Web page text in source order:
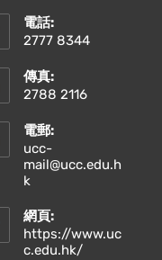
電話:
2777 8344
傳真:
2788 2116
電郵:
ucc-
mail@ucc.edu.h
k
your
application
網頁:
https://www.uc
c.edu.hk/Opens